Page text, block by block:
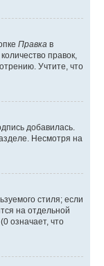
Правка в
правок,
Учтите, что
добавилась.
Несмотря на
стиля; если
на отдельной
означает, что